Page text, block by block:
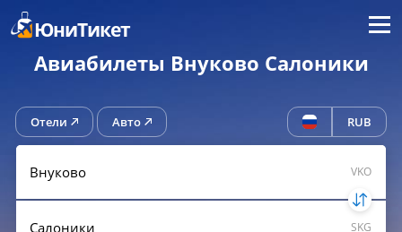
ЮниТикет Меню
Авиабилеты Внуково Салоники
Отели Авто RUB
VKO
SKG